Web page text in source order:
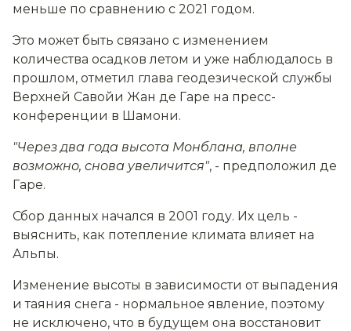
меньше по сравнению с 2021 годом.
Это может быть связано с изменением
количества осадков летом и уже наблюдалось в
прошлом, отметил глава геодезической службы
Верхней Савойи Жан де Гаре на пресс-
конференции в Шамони.
"Через два года высота Монблана, вполне
возможно, снова увеличится", - предположил де
Гаре.
Сбор данных начался в 2001 году. Их цель -
выяснить, как потепление климата влияет на
Альпы.
Изменение высоты в зависимости от выпадения
и таяния снега - нормальное явление, поэтому
не исключено, что в будущем она восстановит